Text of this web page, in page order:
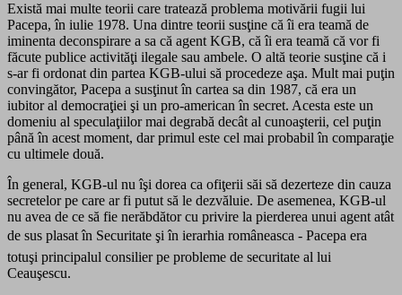
Există mai multe teorii care tratează problema motivării fugii lui
Pacepa, în iulie 1978. Una dintre teorii susţine că îi era teamă de
iminenta deconspirare a sa că agent KGB, că îi era teamă că vor fi
făcute publice activităţi ilegale sau ambele. O altă teorie susţine că i
s-ar fi ordonat din partea KGB-ului să procedeze aşa. Mult mai puţin
convingător, Pacepa a susţinut în cartea sa din 1987, că era un
iubitor al democraţiei şi un pro-american în secret. Acesta este un
domeniu al speculaţiilor mai degrabă decât al cunoaşterii, cel puţin
până în acest moment, dar primul este cel mai probabil în comparaţie
cu ultimele două.
În general, KGB-ul nu îşi dorea ca ofiţerii săi să dezerteze din cauza
secretelor pe care ar fi putut să le dezvăluie. De asemenea, KGB-ul
nu avea de ce să fie nerăbdător cu privire la pierderea unui agent atât
de sus plasat în Securitate şi în ierarhia româneasca - Pacepa era
totuşi principalul consilier pe probleme de securitate al lui
Ceauşescu.